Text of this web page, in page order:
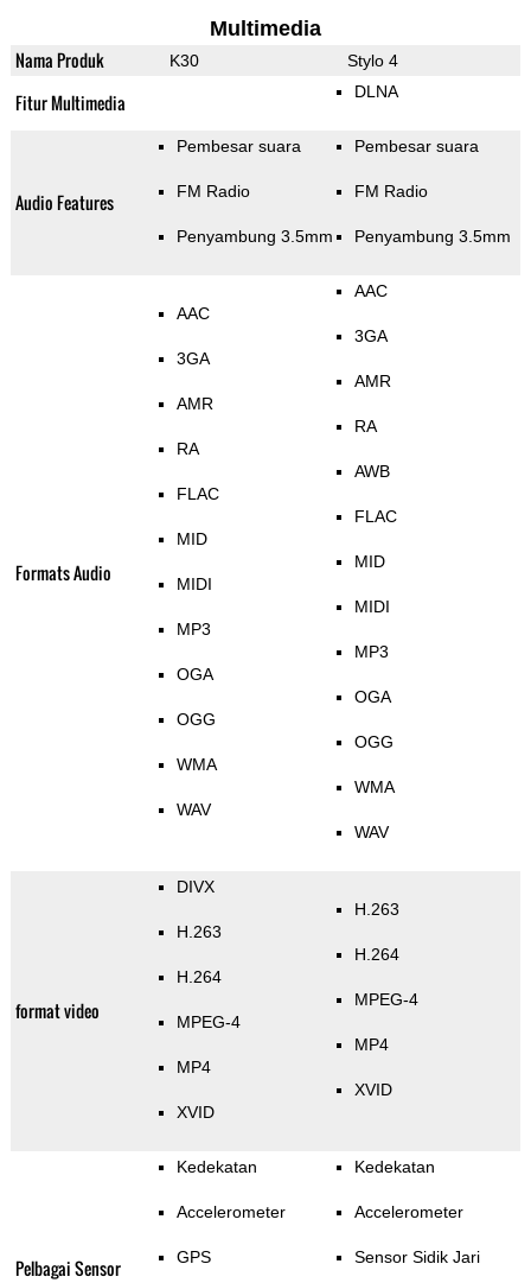
Multimedia
Nama Produk K30 Stylo 4
Fitur Multimedia DLNA
Audio Features
Pembesar suara
FM Radio
Penyambung 3.5mm
Pembesar suara
FM Radio
Penyambung 3.5mm
Formats Audio
AAC
3GA
AMR
RA
FLAC
MID
MIDI
MP3
OGA
OGG
WMA
WAV
AAC
3GA
AMR
RA
AWB
FLAC
MID
MIDI
MP3
OGA
OGG
WMA
WAV
format video
DIVX
H.263
H.264
MPEG-4
MP4
XVID
H.263
H.264
MPEG-4
MP4
XVID
Pelbagai Sensor
Kedekatan
Accelerometer
GPS
Kedekatan
Accelerometer
Sensor Sidik Jari